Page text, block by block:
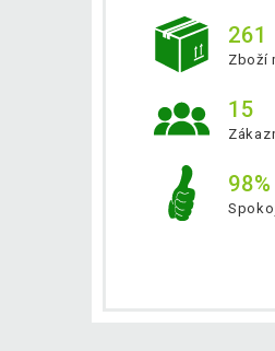
261
Zboží
15
98%